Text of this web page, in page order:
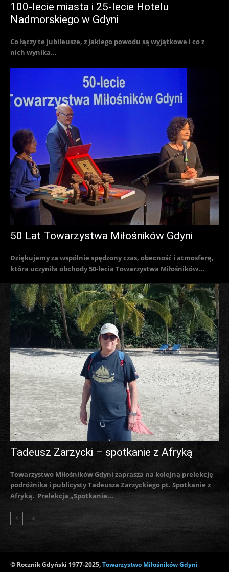
100-lecie miasta i 25-lecie Hotelu
Nadmorskiego w Gdyni
Co łączy te jubileusze, z jakiego powodu są wyjątkowe i co z
nich wynika...
50 Lat Towarzystwa Miłośników Gdyni
Dziękujemy za wspólnie spędzony czas, obecność i atmosferę,
która uczyniła obchody 50-lecia Towarzystwa Miłośników...
Tadeusz Zarzycki – spotkanie z Afryką
Towarzystwo Miłośników Gdyni zaprasza na kolejną prelekcję
podróżnika i publicysty Tadeusza Zarzyckiego pt. Spotkanie z
Afryką. Prelekcja „Spotkanie...
© Rocznik Gdyński 1977-2025,Towarzystwo Miłośników Gdyni